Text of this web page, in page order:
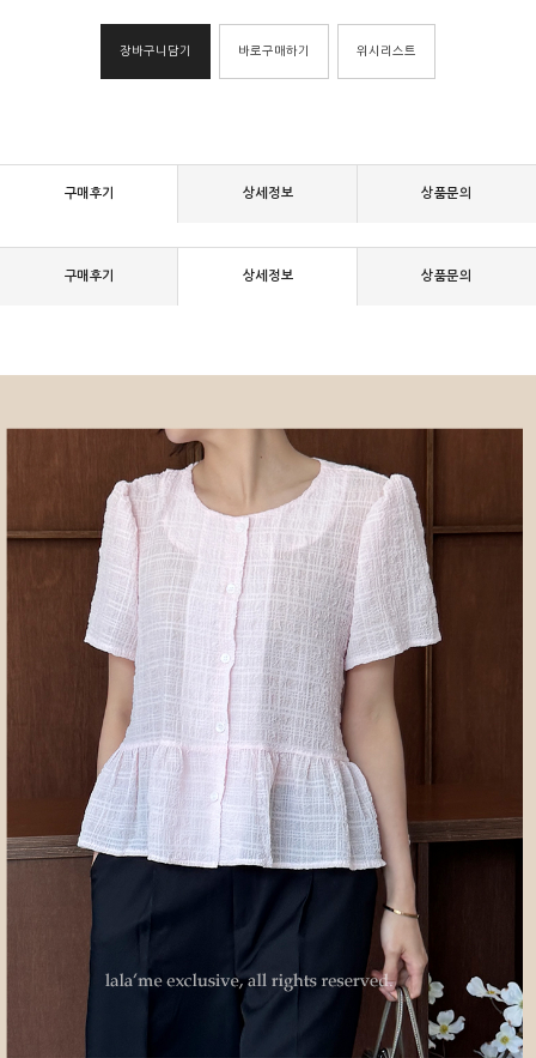
장바구니담기 바로구매하기 위시리스트
구매후기 상세정보 상품문의
구매후기 상세정보 상품문의